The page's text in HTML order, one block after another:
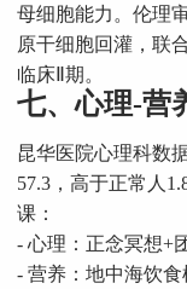
母细胞能力。伦理
原干细胞回灌，联
临床Ⅱ期。
七、心理-营
昆华医院心理科数
57.3，高于正常人
课：
- 心理：正念冥想+
- 营养：地中海饮